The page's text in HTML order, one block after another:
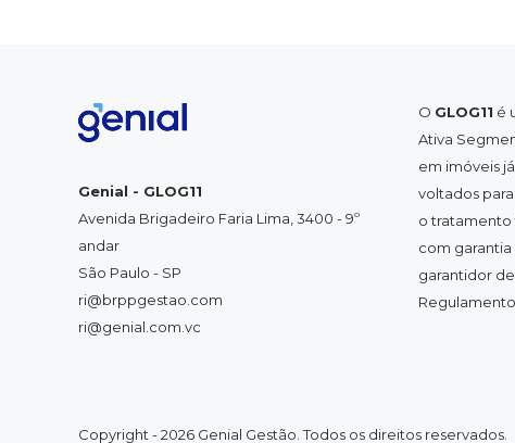
Genial - GLOG11
Avenida Brigadeiro Faria Lima, 3400 - 9º
andar
São Paulo - SP
ri@brppgestao.com
ri@genial.com.vc
O GLOG11 é
Ativa
em imóveis
voltados
o tratamento
com
garantidor
Copyright - 2026 Genial Gestão. Todos os direitos reservados.